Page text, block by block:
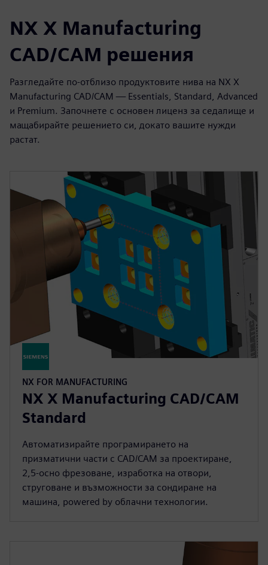
NX X Manufacturing
CAD/CAM решения
Разгледайте по-отблизо продуктовите нива на NX X
Manufacturing CAD/CAM — Essentials, Standard, Advanced
и Premium. Започнете с основен лиценз за седалище и
мащабирайте решението си, докато вашите нужди
растат.
NX FOR MANUFACTURING
NX X Manufacturing CAD/CAM
Standard
Автоматизирайте програмирането на
призматични части с CAD/CAM за проектиране,
2,5-осно фрезоване, изработка на отвори,
струговане и възможности за сондиране на
машина, powered by облачни технологии.